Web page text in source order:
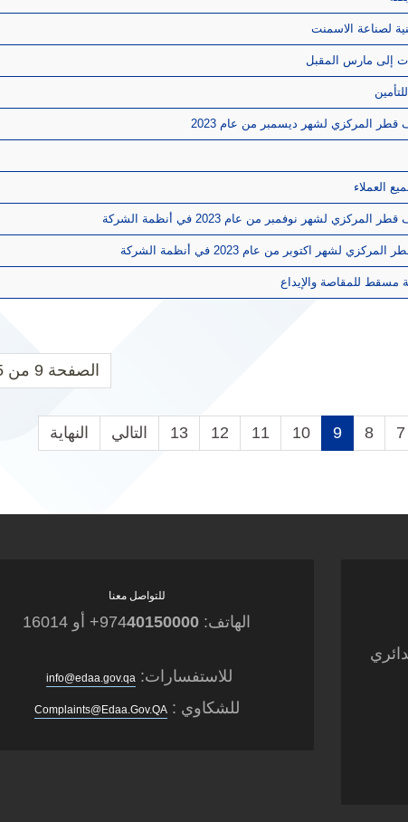
لصناعة الاسمنت
إلى مارس المقبل
المركزي لشهر ديسمبر من عام 2023
العملاء
لشهر نوفمبر من عام 2023 في أنظمة الشركة
اكتوبر من عام 2023 في أنظمة الشركة
مسقط للمقاصة والإيداع
الصفحة 9 من 55
7
8
9
10
11
12
13 التالي النهاية
: 25, شارع : 982 , الدائري
للتواصل معنا
الهاتف: 974 40150000 + أو 16014
للاستفسارات:info@edaa.gov.qa
للشكاوي :Complaints@Edaa.Gov.QA